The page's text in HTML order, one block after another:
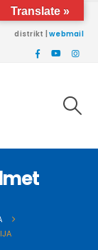
univerziteta Brčko
distrikt |webmail
Translate »